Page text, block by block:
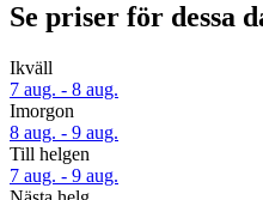
Se priser för dessa
Ikväll
7 aug. - 8 aug.
Imorgon
8 aug. - 9 aug.
Till helgen
7 aug. - 9 aug.